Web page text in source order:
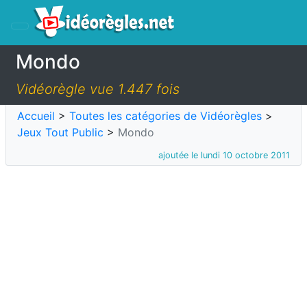
Mondo
Vidéorègle vue 1.447 fois
Accueil > Toutes les catégories de Vidéorègles >
Jeux Tout Public > Mondo
ajoutée le lundi 10 octobre 2011